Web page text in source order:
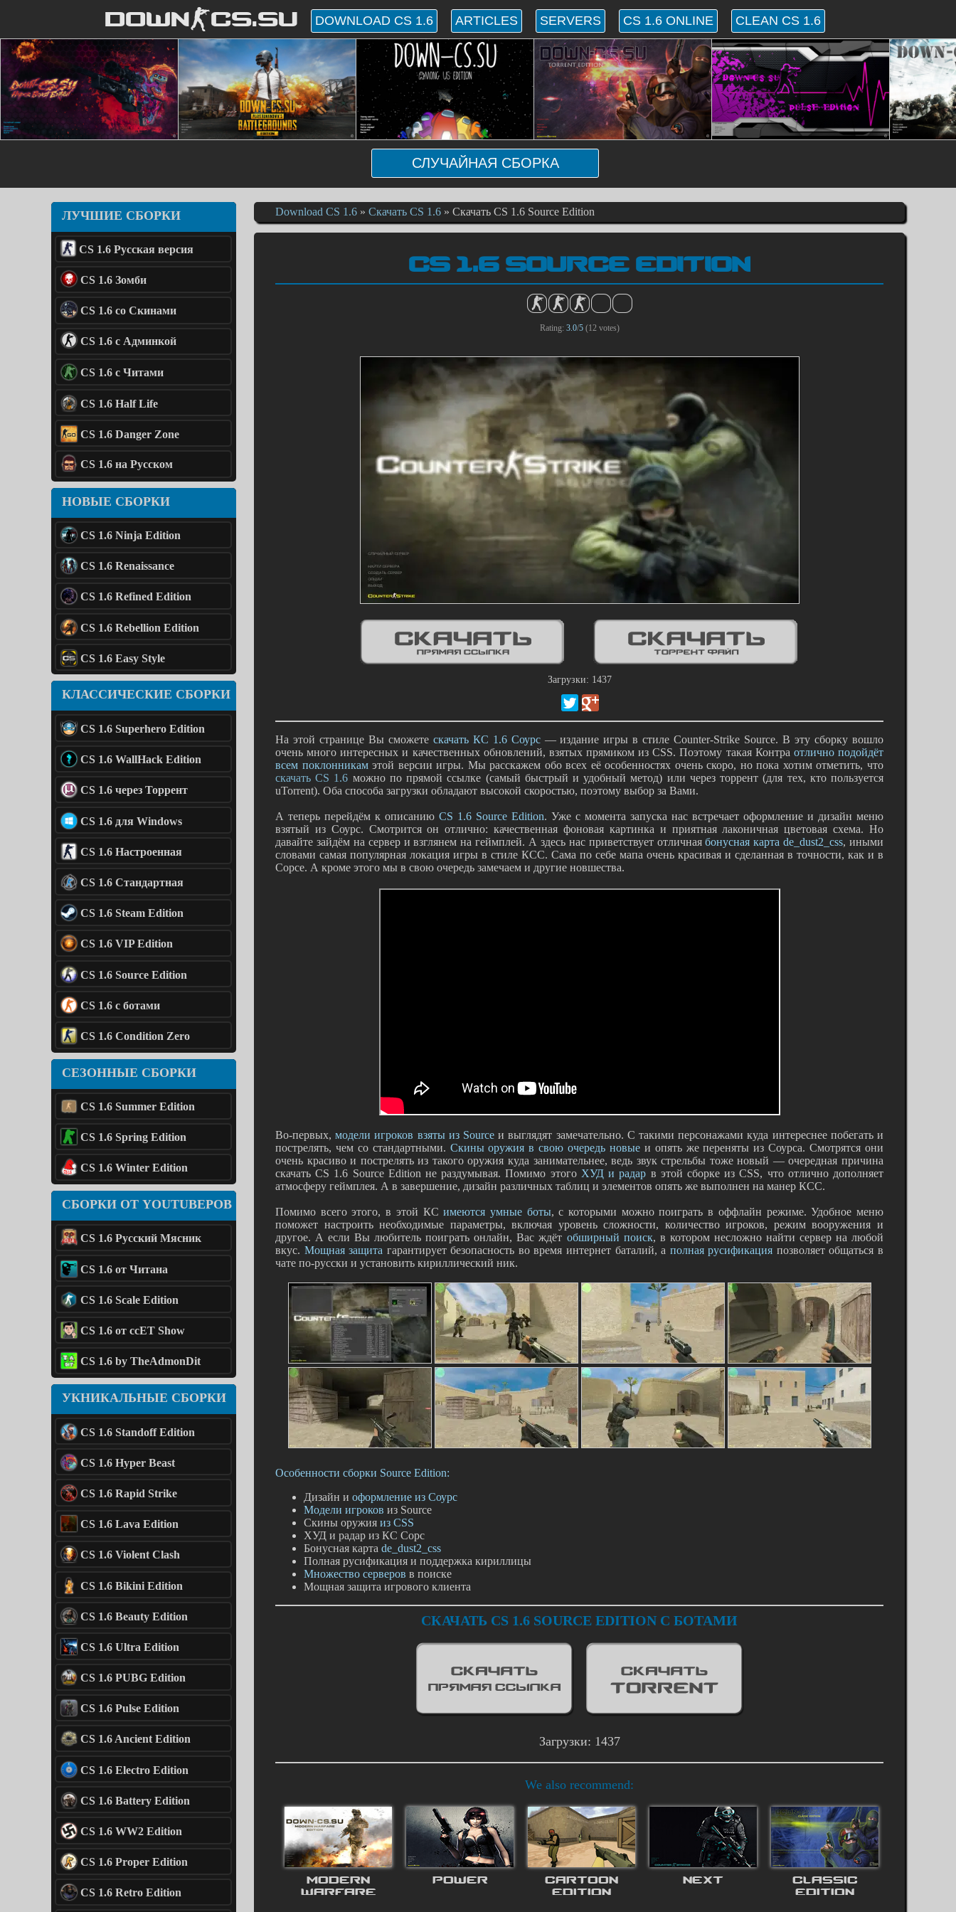
DOWN-CS.SU DOWNLOAD CS 1.6 ARTICLES SERVERS CS 1.6 ONLINE CLEAN CS 1.6
СЛУЧАЙНАЯ СБОРКА
ЛУЧШИЕ СБОРКИ
CS 1.6 Русская версия
CS 1.6 Зомби
CS 1.6 со Скинами
CS 1.6 с Админкой
CS 1.6 с Читами
CS 1.6 Half Life
CS 1.6 Danger Zone
CS 1.6 на Русском
НОВЫЕ СБОРКИ
CS 1.6 Ninja Edition
CS 1.6 Renaissance
CS 1.6 Refined Edition
CS 1.6 Rebellion Edition
CS 1.6 Easy Style
КЛАССИЧЕСКИЕ СБОРКИ
CS 1.6 Superhero Edition
CS 1.6 WallHack Edition
CS 1.6 через Торрент
CS 1.6 для Windows
CS 1.6 Настроенная
CS 1.6 Стандартная
CS 1.6 Steam Edition
CS 1.6 VIP Edition
CS 1.6 Source Edition
CS 1.6 с ботами
CS 1.6 Condition Zero
СЕЗОННЫЕ СБОРКИ
CS 1.6 Summer Edition
CS 1.6 Spring Edition
CS 1.6 Winter Edition
СБОРКИ ОТ YOUTUBЕРОВ
CS 1.6 Русский Мясник
CS 1.6 от Читана
CS 1.6 Scale Edition
CS 1.6 от ccET Show
CS 1.6 by TheAdmonDit
УКНИКАЛЬНЫЕ СБОРКИ
CS 1.6 Standoff Edition
CS 1.6 Hyper Beast
CS 1.6 Rapid Strike
CS 1.6 Lava Edition
CS 1.6 Violent Clash
CS 1.6 Bikini Edition
CS 1.6 Beauty Edition
CS 1.6 Ultra Edition
CS 1.6 PUBG Edition
CS 1.6 Pulse Edition
CS 1.6 Ancient Edition
CS 1.6 Electro Edition
CS 1.6 Battery Edition
CS 1.6 WW2 Edition
CS 1.6 Proper Edition
CS 1.6 Retro Edition
Download CS 1.6 » Скачать CS 1.6 » Скачать CS 1.6 Source Edition
CS 1.6 SOURCE EDITION
Rating: 3.0/5(12 votes)
Загрузки: 1437
На этой странице Вы сможете скачать КС 1.6 Соурс— издание игры в стиле Counter-Strike Source. В эту сборку вошло
очень много интересных и качественных обновлений, взятых прямиком из CSS. Поэтому такая Контра отлично подойдёт
всем поклонникамэтой версии игры. Мы расскажем обо всех её особенностях очень скоро, но пока хотим отметить, что
скачать CS 1.6 можно по прямой ссылке (самый быстрый и удобный метод) или через торрент (для тех, кто пользуется
uTorrent). Оба способа загрузки обладают высокой скоростью, поэтому выбор за Вами.
А теперь перейдём к описанию CS 1.6 Source Edition. Уже с момента запуска нас встречает оформление и дизайн меню
взятый из Соурс. Смотрится он отлично: качественная фоновая картинка и приятная лаконичная цветовая схема. Но
давайте зайдём на сервер и взглянем на геймплей. А здесь нас приветствует отличнаябонусная карта de_dust2_css, иными
словами самая популярная локация игры в стиле КСС. Сама по себе мапа очень красивая и сделанная в точности, как и в
Сорсе. А кроме этого мы в свою очередь замечаем и другие новшества.
Во-первых,модели игроков взяты из Source и выглядят замечательно. С такими персонажами куда интереснее побегать и
пострелять, чем со стандартными. Скины оружия в свою очередь новыеи опять же переняты из Соурса. Смотрятся они
очень красиво и пострелять из такого оружия куда занимательнее, ведь звук стрельбы тоже новый — очередная причина
скачать CS 1.6 Source Edition не раздумывая. Помимо этого ХУД и радар в этой сборке из CSS, что отлично дополняет
атмосферу геймплея. А в завершение, дизайн различных таблиц и элементов опять же выполнен на манер КСС.
Помимо всего этого, в этой КСимеются умные боты, с которыми можно поиграть в оффлайн режиме. Удобное меню
поможет настроить необходимые параметры, включая уровень сложности, количество игроков, режим вооружения и
другое. А если Вы любитель поиграть онлайн, Вас ждёт обширный поиск, в котором несложно найти сервер на любой
вкус. Мощная защита гарантирует безопасность во время интернет баталий, а полная русификация позволяет общаться в
чате по-русски и установить кириллический ник.
Особенности сборки Source Edition:
Дизайн и оформление из Соурс
Модели игроков из Source
Скины оружия из CSS
ХУД и радар из КС Сорс
Бонусная карта de_dust2_css
Полная русификация и поддержка кириллицы
Множество серверов в поиске
Мощная защита игрового клиента
СКАЧАТЬ CS 1.6 SOURCE EDITION С БОТАМИ
Загрузки: 1437
We also recommend:
MODERN
WARFARE
POWER
CARTOON
EDITION
NEXT
CLASSIC
EDITION